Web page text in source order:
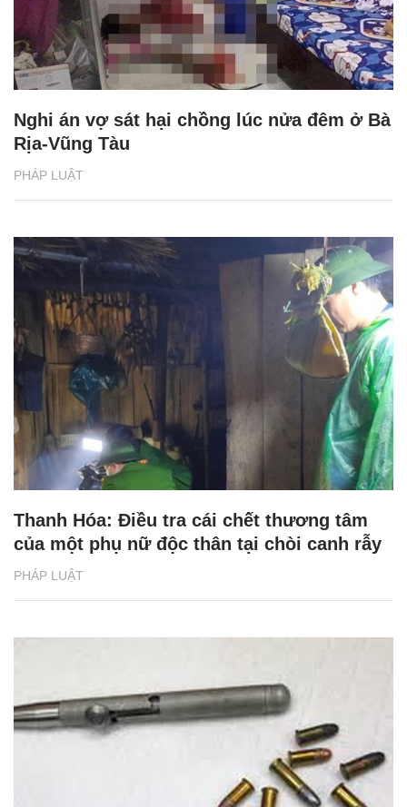
PHÁP LUẬT
Nghi án vợ sát hại chồng lúc nửa đêm ở Bà
Rịa-Vũng Tàu
PHÁP LUẬT
Thanh Hóa: Điều tra cái chết thương tâm
của một phụ nữ độc thân tại chòi canh rẫy